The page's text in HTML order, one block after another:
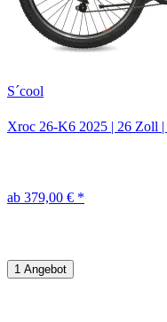
S´cool
Xroc 26-K6 2025 | 26 Zoll |
ab 379,00 € *
1 Angebot